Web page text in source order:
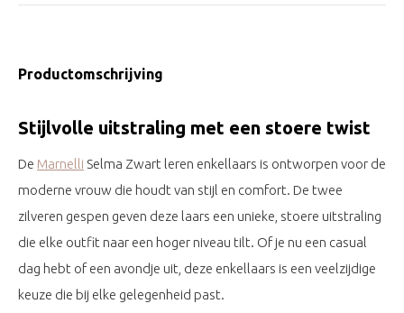
Productomschrijving
Stijlvolle uitstraling met een stoere twist
De Marnelli Selma Zwart leren enkellaars is ontworpen voor de
moderne vrouw die houdt van stijl en comfort. De twee
zilveren gespen geven deze laars een unieke, stoere uitstraling
die elke outfit naar een hoger niveau tilt. Of je nu een casual
dag hebt of een avondje uit, deze enkellaars is een veelzijdige
keuze die bij elke gelegenheid past.